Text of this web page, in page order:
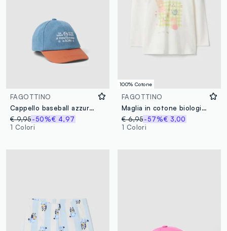
FAGOTTINO
Cappello baseball azzurro e arancione in misto cotone e viscosa
€ 9,95-50%€ 4,97
1 Colori
100% Cotone
FAGOTTINO
Maglia in cotone biologico bianca regular fit per bimba
€ 6,95-57%€ 3,00
1 Colori